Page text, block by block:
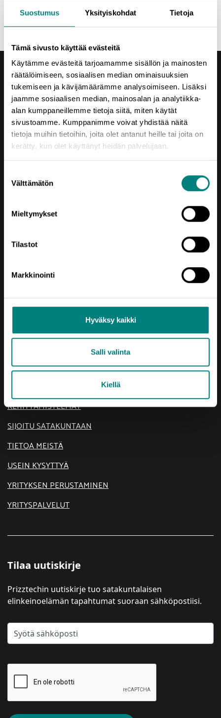
Suostumus Yksityiskohdat Tietoja
Tämä sivusto käyttää evästeitä
Käytämme evästeitä tarjoamamme sisällön ja mainosten
räätälöimiseen, sosiaalisen median ominaisuuksien
tukemiseen ja kävijämäärämme analysoimiseen. Lisäksi
jaamme sosiaalisen median, mainosalan ja analytiikka-
alan kumppaneillemme tietoja siitä, miten käytät
sivustoamme. Kumppanimme voivat yhdistää näitä
tietoja muihin tietoihin, joita olet antanut heille tai joita on
kerätty, kun olet käyttänyt heidän palvelujaan.
valinta
Välttämätön
Mieltymykset
Tilastot
Markkinointi
Hyväksy kaikki
Salli valinta
Kiellä
Yhteystiedot
Porin Leijona
Yrjönkatu 6
28100 Pori
Vaihde (02) 620 5300
etunimi.sukunimi@prizz.fi
Rekisteriseloste
KEHITTÄMISTEEMAT
SIJOITU SATAKUNTAAN
TIETOA MEISTÄ
USEIN KYSYTTYÄ
YRITYKSEN PERUSTAMINEN
YRITYSPALVELUT
Tilaa uutiskirje
Prizztechin uutiskirje tuo satakuntalaisen
elinkeinoelämän tapahtumat suoraan sähköpostiisi.